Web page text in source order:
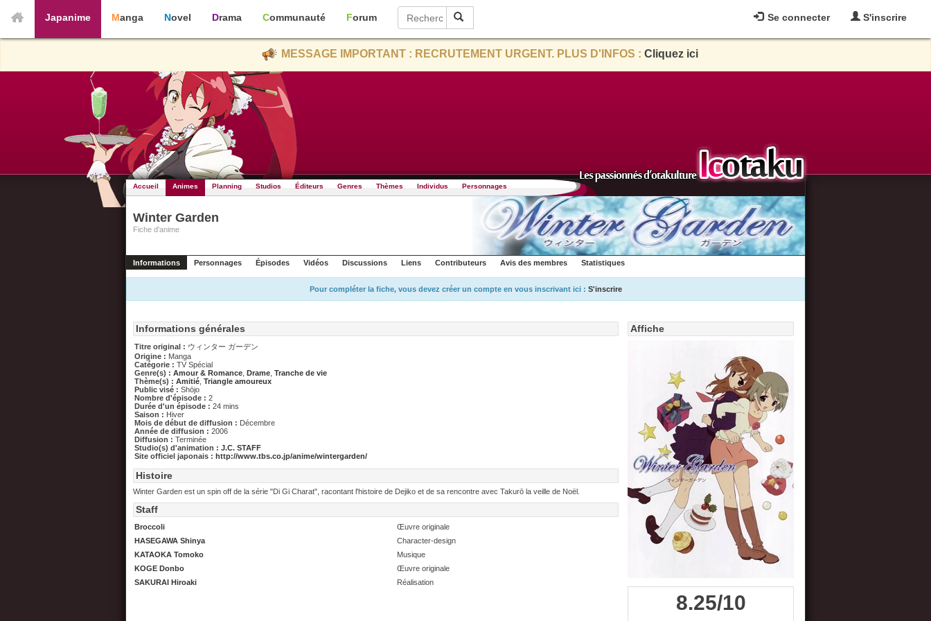
Se connecter S'inscrire
Japanime Manga Novel Drama Communauté Forum
MESSAGE IMPORTANT : RECRUTEMENT URGENT. PLUS D'INFOS : Cliquez ici
Accueil Animes Planning Studios Éditeurs Genres Thèmes Individus Personnages
Winter Garden
Fiche d'anime
Informations Personnages Épisodes Vidéos Discussions Liens Contributeurs Avis des membres Statistiques
Pour compléter la fiche, vous devez créer un compte en vous inscrivant ici : S'inscrire
Affiche
8.25/10
Informations générales
Titre original : ウィンター ガーデン
Origine : Manga
Catégorie : TV Spécial
Genre(s) : Amour & Romance Drame Tranche de vie
Thème(s) : Amitié Triangle amoureux
Public visé : Shōjo
Nombre d'épisode : 2
Durée d'un épisode : 24 mins
Saison : Hiver
Mois de début de diffusion : Décembre
Année de diffusion : 2006
Diffusion : Terminée
Studio(s) d'animation : J.C. STAFF
Site officiel japonais : http://www.tbs.co.jp/anime/wintergarden/
Histoire
Winter Garden est un spin off de la série "Di Gi Charat", racontant l'histoire de Dejiko et de sa rencontre avec Takurō la veille de Noël.
Staff
Broccoli
Œuvre originale
HASEGAWA Shinya
Character-design
KATAOKA Tomoko
Musique
KOGE Donbo
Œuvre originale
SAKURAI Hiroaki
Réalisation